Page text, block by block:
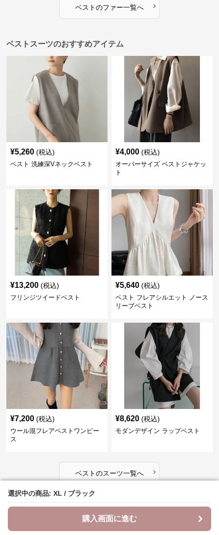
選択中の商品: XL / ブラック
購入画面に進む
選択中の商品: XL / ブラック
購入画面に進む
ベストのファー一覧へ ›
ベストスーツのおすすめアイテム
¥5,260 (税込)
ベスト 洗練深Vネックベスト
¥4,000 (税込)
オーバーサイズ ベストジャケッ
ト
¥13,200 (税込)
フリンジツイードベスト
¥5,640 (税込)
ベスト フレアシルエット ノース
リーブベスト
¥7,200 (税込)
ウール混フレアベストワンピー
ス
¥8,620 (税込)
モダンデザイン ラップベスト
ベストのスーツ一覧へ ›
ベスト カテゴリ一覧